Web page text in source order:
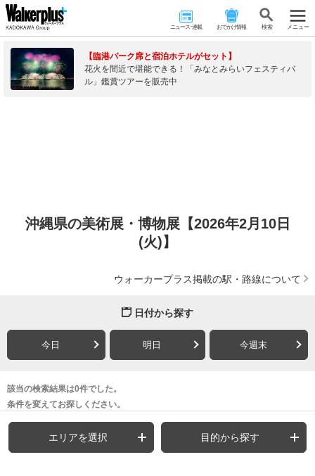
ニュース･連載 おでかけ情報 検 索 メニュー
【臨港パーク席と宿泊ホテルがセット】
花火を間近で堪能できる！「みなとみらいフェスティバ
ル」鑑賞ツアーを販売中
沖縄県の美術展・博物展【2026年2月10日
(火)】
ウォーカープラス掲載の駅・路線について
日付から探す
今日 明日 今週末
該当の検索結果は0件でした。
条件を変えてお探しください。
エリアを選択 目的から探す